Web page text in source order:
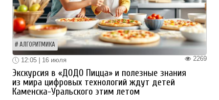
АЛГОРИТМИКА
2269
12:05 | 16 июля
Экскурсия в «ДОДО Пицца» и полезные знания
из мира цифровых технологий ждут детей
Каменска-Уральского этим летом